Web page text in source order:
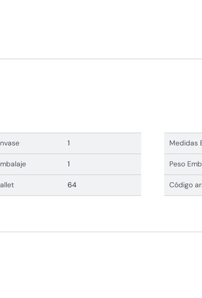
1
1
64
Medidas
Peso
Código